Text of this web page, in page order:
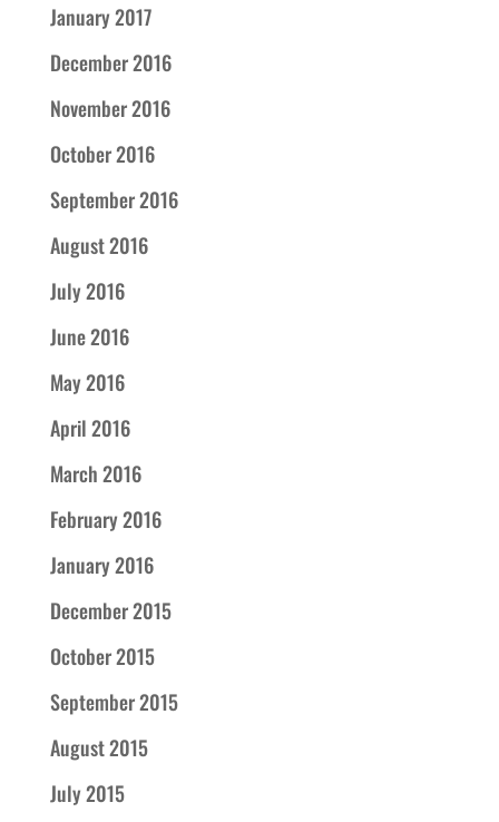
January 2017
December 2016
November 2016
October 2016
September 2016
August 2016
July 2016
June 2016
May 2016
April 2016
March 2016
February 2016
January 2016
December 2015
October 2015
September 2015
August 2015
July 2015